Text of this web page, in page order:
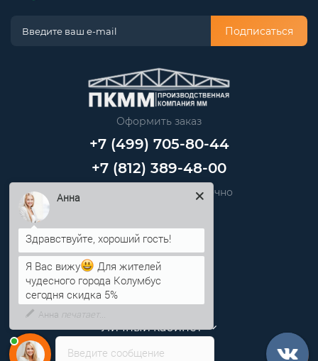
Подписаться
Оформить заказ
+7 (499) 705-80-44
+7 (812) 389-48-00
Звоните нам круглосуточно
Информация
Личный кабинет
Введите сообщение
Здравствуйте, хороший гость!
Я Вас вижу
Для жителей
чудесного города Колумбус
сегодня скидка 5%